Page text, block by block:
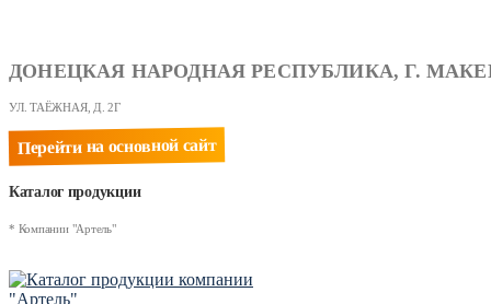
ДОНЕЦКАЯ НАРОДНАЯ РЕСПУБЛИКА, Г.
УЛ. ТАЁЖНАЯ, Д. 2Г
Перейти на основной сайт
Каталог продукции
* Компании "Артель"